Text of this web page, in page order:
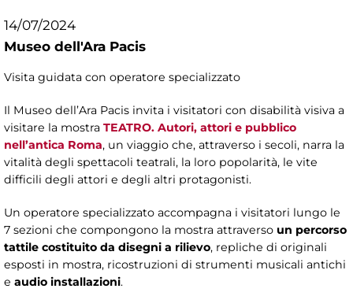
14/07/2024
Museo dell'Ara Pacis
Visita guidata con operatore specializzato
Il Museo dell’Ara Pacis invita i visitatori con disabilità visiva a
visitare la mostra TEATRO. Autori, attori e pubblico
nell’antica Roma, un viaggio che, attraverso i secoli, narra la
vitalità degli spettacoli teatrali, la loro popolarità, le vite
difficili degli attori e degli altri protagonisti.
Un operatore specializzato accompagna i visitatori lungo le
7 sezioni che compongono la mostra attraverso un percorso
tattile costituito da disegni a rilievo, repliche di originali
esposti in mostra, ricostruzioni di strumenti musicali antichi
e audio installazioni.